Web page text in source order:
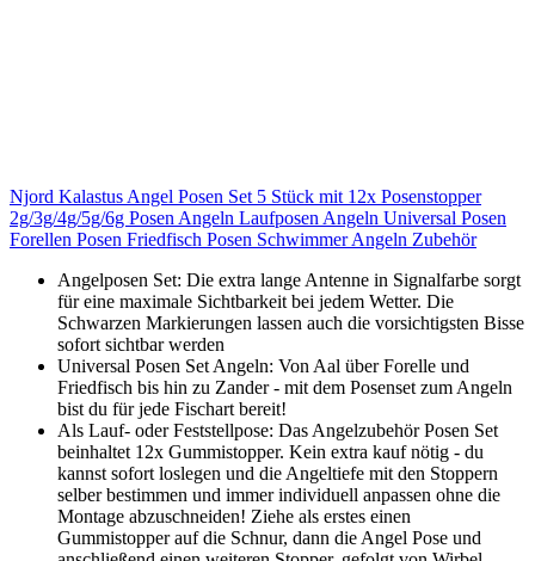
Njord Kalastus Angel Posen Set 5 Stück mit 12x Posenstopper
2g/3g/4g/5g/6g Posen Angeln Laufposen Angeln Universal Posen
Forellen Posen Friedfisch Posen Schwimmer Angeln Zubehör
Angelposen Set: Die extra lange Antenne in Signalfarbe sorgt
für eine maximale Sichtbarkeit bei jedem Wetter. Die
Schwarzen Markierungen lassen auch die vorsichtigsten Bisse
sofort sichtbar werden
Universal Posen Set Angeln: Von Aal über Forelle und
Friedfisch bis hin zu Zander - mit dem Posenset zum Angeln
bist du für jede Fischart bereit!
Als Lauf- oder Feststellpose: Das Angelzubehör Posen Set
beinhaltet 12x Gummistopper. Kein extra kauf nötig - du
kannst sofort loslegen und die Angeltiefe mit den Stoppern
selber bestimmen und immer individuell anpassen ohne die
Montage abzuschneiden! Ziehe als erstes einen
Gummistopper auf die Schnur, dann die Angel Pose und